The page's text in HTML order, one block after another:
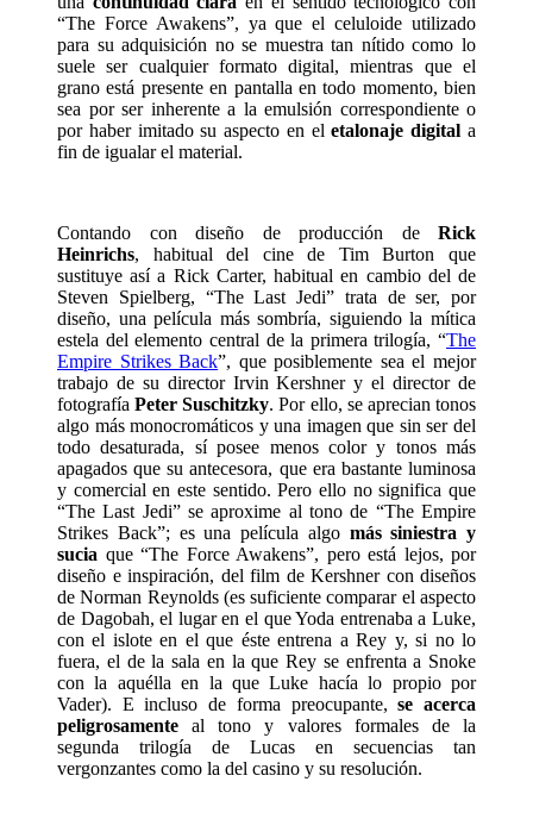
“The Force Awakens”, ya que el celuloide utilizado
para su adquisición no se muestra tan nítido como lo
suele ser cualquier formato digital, mientras que el
grano está presente en pantalla en todo momento, bien
sea por ser inherente a la emulsión correspondiente o
por haber imitado su aspecto en eletalonaje digital a
fin de igualar el material.
Contando con diseño de producción de Rick
Heinrichs, habitual del cine de Tim Burton que
sustituye así a Rick Carter, habitual en cambio del de
Steven Spielberg, “The Last Jedi” trata de ser, por
diseño, una película más sombría, siguiendo la mítica
estela del elemento central de la primera trilogía, “The
Empire Strikes Back”, que posiblemente sea el mejor
trabajo de su director Irvin Kershner y el director de
fotografíaPeter Suschitzky. Por ello, se aprecian tonos
algo más monocromáticos y una imagen que sin ser del
todo desaturada, sí posee menos color y tonos más
apagados que su antecesora, que era bastante luminosa
y comercial en este sentido. Pero ello no significa que
“The Last Jedi” se aproxime al tono de “The Empire
Strikes Back”; es una película algo más siniestra y
sucia que “The Force Awakens”, pero está lejos, por
diseño e inspiración, del film de Kershner con diseños
de Norman Reynolds (es suficiente comparar el aspecto
de Dagobah, el lugar en el que Yoda entrenaba a Luke,
con el islote en el que éste entrena a Rey y, si no lo
fuera, el de la sala en la que Rey se enfrenta a Snoke
con la aquélla en la que Luke hacía lo propio por
Vader). E incluso de forma preocupante,se acerca
peligrosamente al tono y valores formales de la
segunda trilogía de Lucas en secuencias tan
vergonzantes como la del casino y su resolución.